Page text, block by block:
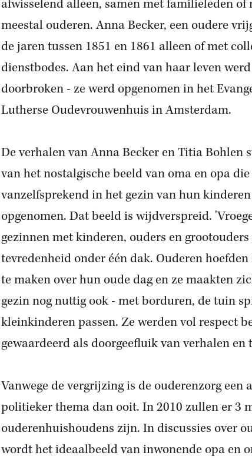
afwisselend alleen, samen met familieleden of
meestal ouderen. Anna Becker, een oudere
de jaren tussen 1851 en 1861 alleen of met
dienstbodes. Aan het eind van haar leven
doorbroken - ze werd opgenomen in het
Lutherse Oudevrouwenhuis in Amsterdam.
De verhalen van Anna Becker en Titia Bohlen
van het nostalgische beeld van oma en opa die
vanzelfsprekend in het gezin van hun
opgenomen. Dat beeld is wijdverspreid.
gezinnen met kinderen, ouders en
tevredenheid onder één dak. Ouderen
te maken over hun oude dag en ze maakten
gezin nog nuttig ook - met borduren, de tuin
kleinkinderen passen. Ze werden vol respect
gewaardeerd als doorgeefluik van verhalen en
Vanwege de vergrijzing is de ouderenzorg een
politieker thema dan ooit. In 2010 zullen er 3
ouderenhuishoudens zijn. In discussies over
wordt het ideaalbeeld van inwonende opa en